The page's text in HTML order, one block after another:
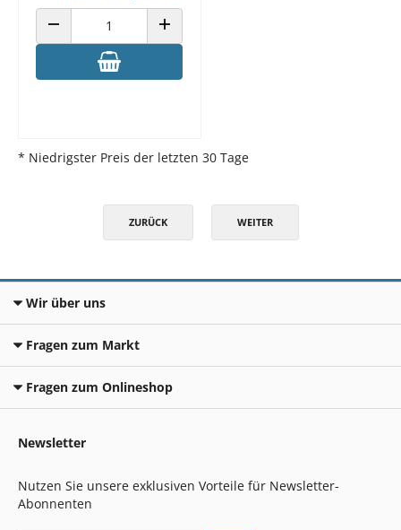
ANZAHL VERRINGERN ANZAHL ERHÖHEN
* Niedrigster Preis der letzten 30 Tage
ZURÜCK WEITER
Wir über uns
Fragen zum Markt
Fragen zum Onlineshop
Newsletter
Nutzen Sie unsere exklusiven Vorteile für Newsletter-
Abonnenten